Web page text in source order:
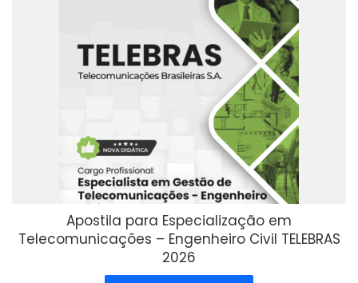
Apostila para Especialização em
Telecomunicações – Engenheiro Civil TELEBRAS
2026